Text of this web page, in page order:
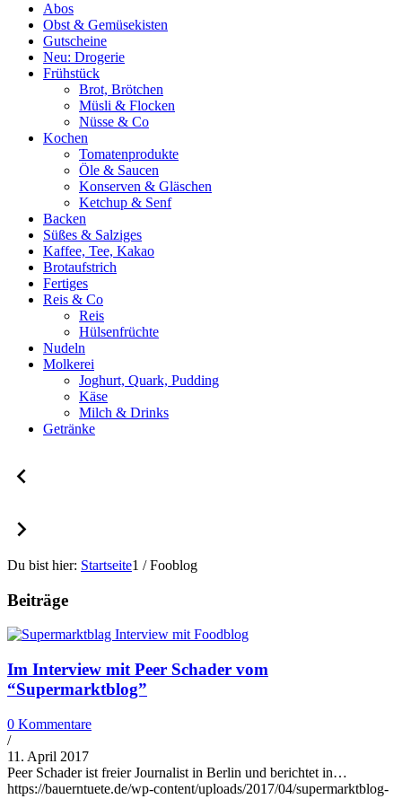
Abos
Obst & Gemüsekisten
Gutscheine
Neu: Drogerie
Frühstück
Brot, Brötchen
Müsli & Flocken
Nüsse & Co
Kochen
Tomatenprodukte
Öle & Saucen
Konserven & Gläschen
Ketchup & Senf
Backen
Süßes & Salziges
Kaffee, Tee, Kakao
Brotaufstrich
Fertiges
Reis & Co
Reis
Hülsenfrüchte
Nudeln
Molkerei
Joghurt, Quark, Pudding
Käse
Milch & Drinks
Getränke
Du bist hier: Startseite1 / Fooblog
Beiträge
Im Interview mit Peer Schader vom
“Supermarktblog”
0 Kommentare
/
11. April 2017
Peer Schader ist freier Journalist in Berlin und berichtet in…
https://bauerntuete.de/wp-content/uploads/2017/04/supermarktblog-